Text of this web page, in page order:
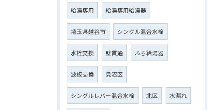
給湯専用 給湯専用給湯器
埼玉県越谷市 シングル混合水栓
水栓交換 壁貫通 ふろ給湯器
波板交換 見沼区
シングルレバー混合水栓 北区 水漏れ